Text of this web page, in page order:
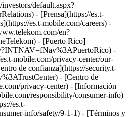
default.aspx?
- [Prensa](https://es.t-
es.t-mobile.com/careers) -
en?
- [Puerto Rico]
-
mobile.com/privacy-center/our-
de confianza](https://security.t-
- [Centro de
privacy-center) - [Información
responsibility/consumer-info)
es.t-
info/safety/9-1-1) - [Términos y